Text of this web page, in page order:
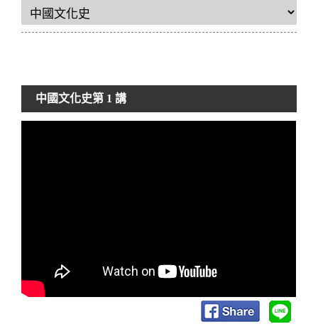
中國文化史第 1 講